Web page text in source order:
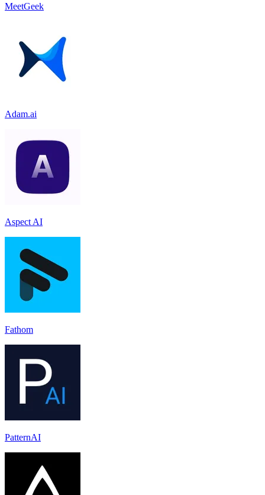
MeetGeek
Adam.ai
Aspect AI
Fathom
PatternAI